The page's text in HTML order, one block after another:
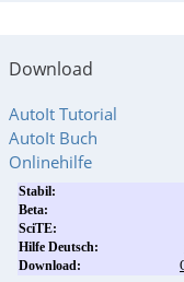
Download
AutoIt Tutorial
AutoIt Buch
Onlinehilfe